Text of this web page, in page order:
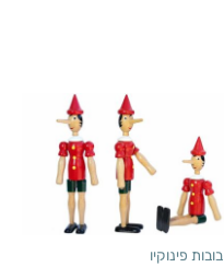
בובות פינוקיו